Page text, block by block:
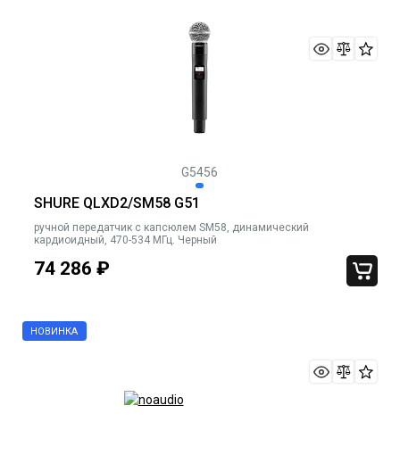
G5456
SHURE QLXD2/SM58 G51
ручной передатчик с капсюлем SM58, динамический
кардиоидный, 470-534 МГц. Черный
74 286 ₽